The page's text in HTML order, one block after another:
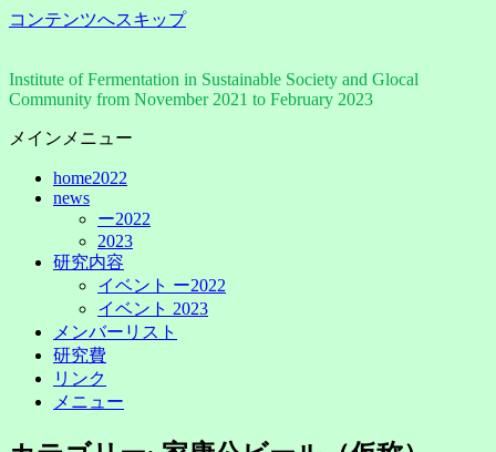
コンテンツへスキップ
Institute of Fermentation in Sustainable Society and Glocal
Community from November 2021 to February 2023
メインメニュー
home2022
news
ー2022
2023
研究内容
イベント ー2022
イベント 2023
メンバーリスト
研究費
リンク
メニュー